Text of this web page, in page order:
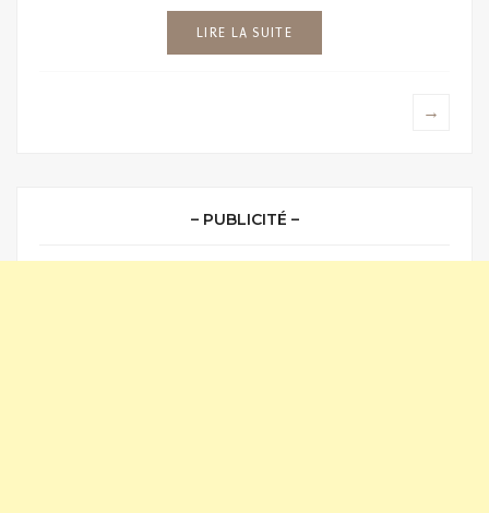
LIRE LA SUITE
→
– PUBLICITÉ –